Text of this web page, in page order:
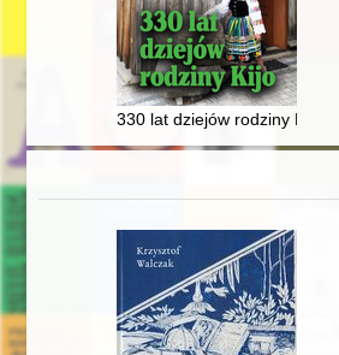
330 lat dziejów rodziny Kijo